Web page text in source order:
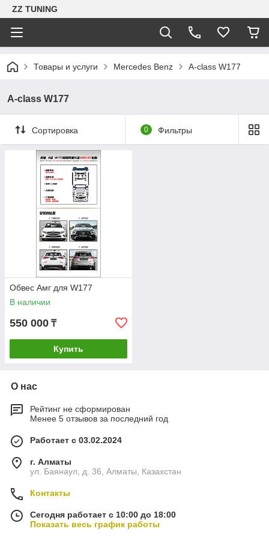
ZZ TUNING
Товары и услуги Mercedes Benz A-class W177
A-class W177
Сортировка 0 Фильтры
Обвес Амг для W177
В наличии
550 000 ₸
Купить
О нас
Рейтинг не сформирован
Менее 5 отзывов за последний год
Работает с 03.02.2024
г. Алматы
ул. Баянаул, д. 36, Алматы, Казахстан
Контакты
Сегодня работает с 10:00 до 18:00
Показать весь график работы